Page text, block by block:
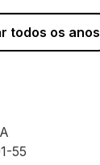
todos os anos
55